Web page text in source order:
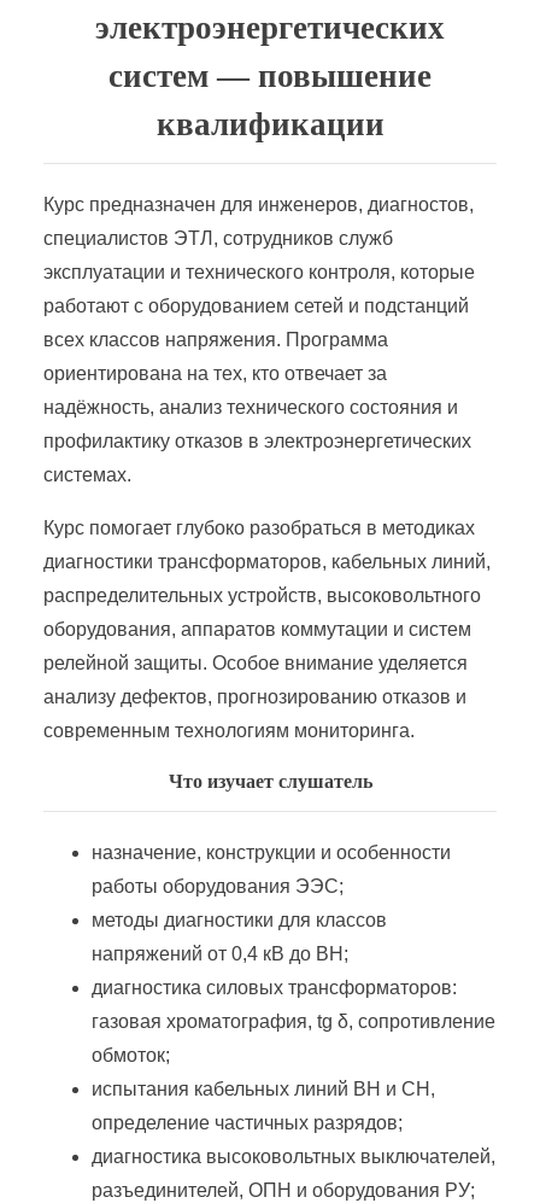
Сервис энергетического оборудования и энергоаудит
Современные методы контроля работы энергетического оборудования
Сотрудник района электрических сетей
Технологическое присоединение мощностей к электрическим сетям
Эксплуатация электрических сетей ПЭС
Эксплуатация электротехнических установок
электроэнергетических
систем — повышение
квалификации
Курс предназначен для инженеров, диагностов,
специалистов ЭТЛ, сотрудников служб
эксплуатации и технического контроля, которые
работают с оборудованием сетей и подстанций
всех классов напряжения. Программа
ориентирована на тех, кто отвечает за
надёжность, анализ технического состояния и
профилактику отказов в электроэнергетических
системах.
Курс помогает глубоко разобраться в методиках
диагностики трансформаторов, кабельных линий,
распределительных устройств, высоковольтного
оборудования, аппаратов коммутации и систем
релейной защиты. Особое внимание уделяется
анализу дефектов, прогнозированию отказов и
современным технологиям мониторинга.
Что изучает слушатель
назначение, конструкции и особенности
работы оборудования ЭЭС;
методы диагностики для классов
напряжений от 0,4 кВ до ВН;
диагностика силовых трансформаторов:
газовая хроматография, tg δ, сопротивление
обмоток;
испытания кабельных линий ВН и СН,
определение частичных разрядов;
диагностика высоковольтных выключателей,
разъединителей, ОПН и оборудования РУ;